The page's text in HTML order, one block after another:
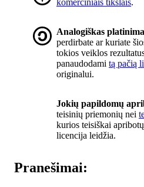
komerciniais tikslais.
Analogiškas
perdirbate ar kuriate
tokios veiklos
panaudodami tą pačią
originalui.
Jokių papildomų
teisinių priemonių nei
kurios teisiškai
licencija leidžia.
Pranešimai: